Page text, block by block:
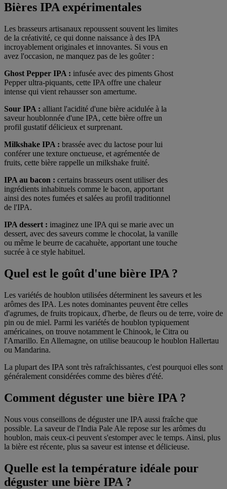
Bières IPA expérimentales
Les brasseurs artisanaux repoussent souvent les limites
de la créativité, ce qui donne naissance à des IPA
incroyablement originales et innovantes. Si vous en
avez l'occasion, ne manquez pas de les goûter :
Ghost Pepper IPA : infusée avec des piments Ghost
Pepper ultra-piquants, cette IPA offre une chaleur
intense qui vient rehausser son amertume.
Sour IPA : alliant l'acidité d'une bière acidulée à la
saveur houblonnée d'une IPA, cette bière offre un
profil gustatif délicieux et surprenant.
Milkshake IPA : brassée avec du lactose pour lui
conférer une texture onctueuse, et agrémentée de
fruits, cette bière rappelle un milkshake fruité.
IPA au bacon : certains brasseurs osent utiliser des
ingrédients inhabituels comme le bacon, apportant
ainsi des notes fumées et salées au profil traditionnel
de l'IPA.
IPA dessert : imaginez une IPA qui se marie avec un
dessert, avec des saveurs comme le chocolat, la vanille
ou même le beurre de cacahuète, apportant une touche
sucrée à ce style habituel.
Quel est le goût d'une bière IPA ?
Les variétés de houblon utilisées déterminent les saveurs et les
arômes des IPA. Les notes dominantes peuvent être celles
d'agrumes, de fruits tropicaux, d'herbe, de fleurs ou de terre, voire de
pin ou de miel. Parmi les variétés de houblon typiquement
américaines, on trouve notamment le Chinook, le Citra ou
l'Amarillo. En Allemagne, on utilise beaucoup le houblon Hallertau
ou Mandarina.
La plupart des IPA sont très rafraîchissantes, c'est pourquoi elles sont
généralement considérées comme des bières d'été.
Comment déguster une bière IPA ?
Nous vous conseillons de déguster une IPA aussi fraîche que
possible. La saveur de l'India Pale Ale repose sur les arômes du
houblon, mais ceux-ci peuvent s'estomper avec le temps. Ainsi, plus
la bière est récente, plus sa saveur est intense et délicieuse.
Quelle est la température idéale pour
déguster une bière IPA ?